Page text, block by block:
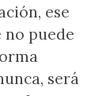
ese
no puede
será